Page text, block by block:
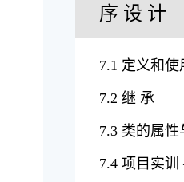
序 设 计
7.1 定义和使
7.2 继 承
7.3 类的属性
7.4 项目实